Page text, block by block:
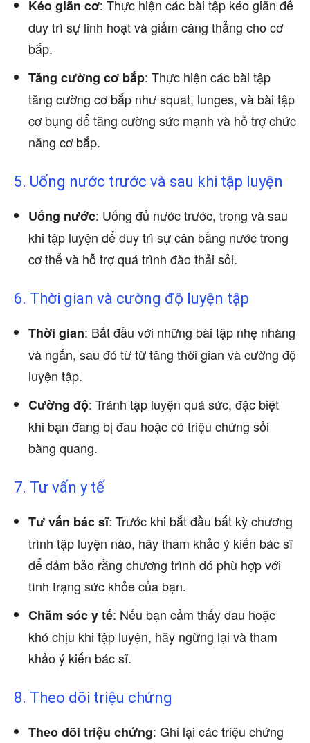
Kéo giãn cơ: Thực hiện các bài tập kéo giãn để
duy trì sự linh hoạt và giảm căng thẳng cho cơ
bắp.
Tăng cường cơ bắp: Thực hiện các bài tập
tăng cường cơ bắp như squat, lunges, và bài tập
cơ bụng để tăng cường sức mạnh và hỗ trợ chức
năng cơ bắp.
5. Uống nước trước và sau khi tập luyện
Uống nước: Uống đủ nước trước, trong và sau
khi tập luyện để duy trì sự cân bằng nước trong
cơ thể và hỗ trợ quá trình đào thải sỏi.
6. Thời gian và cường độ luyện tập
Thời gian: Bắt đầu với những bài tập nhẹ nhàng
và ngắn, sau đó từ từ tăng thời gian và cường độ
luyện tập.
Cường độ: Tránh tập luyện quá sức, đặc biệt
khi bạn đang bị đau hoặc có triệu chứng sỏi
bàng quang.
7. Tư vấn y tế
Tư vấn bác sĩ: Trước khi bắt đầu bất kỳ chương
trình tập luyện nào, hãy tham khảo ý kiến bác sĩ
để đảm bảo rằng chương trình đó phù hợp với
tình trạng sức khỏe của bạn.
Chăm sóc y tế: Nếu bạn cảm thấy đau hoặc
khó chịu khi tập luyện, hãy ngừng lại và tham
khảo ý kiến bác sĩ.
8. Theo dõi triệu chứng
Theo dõi triệu chứng: Ghi lại các triệu chứng